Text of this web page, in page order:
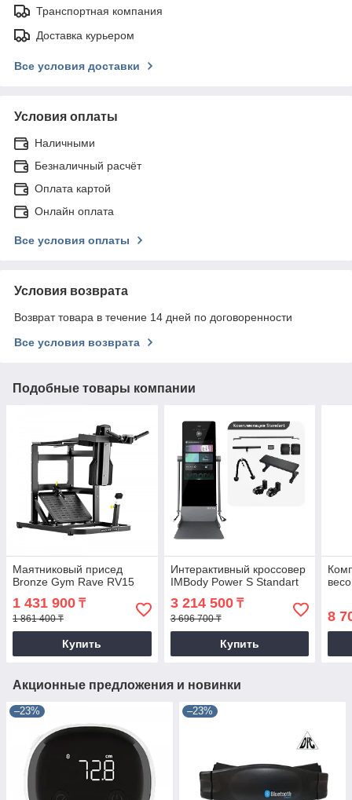
Транспортная компания
Доставка курьером
Все условия доставки
Условия оплаты
Наличными
Безналичный расчёт
Оплата картой
Онлайн оплата
Все условия оплаты
Условия возврата
Возврат товара в течение 14 дней по договоренности
Все условия возврата
Подобные товары компании
Маятниковый присед
Bronze Gym Rave RV15
1 431 900 ₸
1 861 400 ₸
Купить
Интерактивный кроссовер
IMBody Power S Standart
3 214 500₸
3 696 700 ₸
Купить
8
Акционные предложения и новинки
–23% –23%